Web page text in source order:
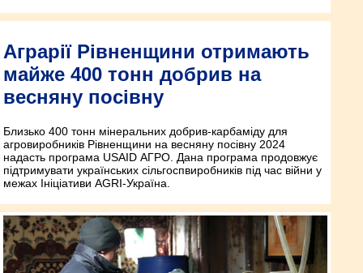
Аграрії Рівненщини отримають
майже 400 тонн добрив на
весняну посівну
Близько 400 тонн мінеральних добрив-карбаміду для
агровиробників Рівненщини на весняну посівну 2024
надасть програма USAID АГРО. Дана програма продовжує
підтримувати українських сільгоспвиробників під час війни у
межах Ініціативи AGRI-Україна.